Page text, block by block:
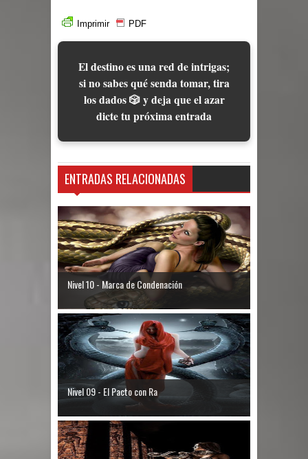
Imprimir PDF
El destino es una red de intrigas;
si no sabes qué senda tomar, tira
los dados 🎲 y deja que el azar
dicte tu próxima entrada
ENTRADAS RELACIONADAS
Nivel 10 - Marca de Condenación
Nivel 09 - El Pacto con Ra